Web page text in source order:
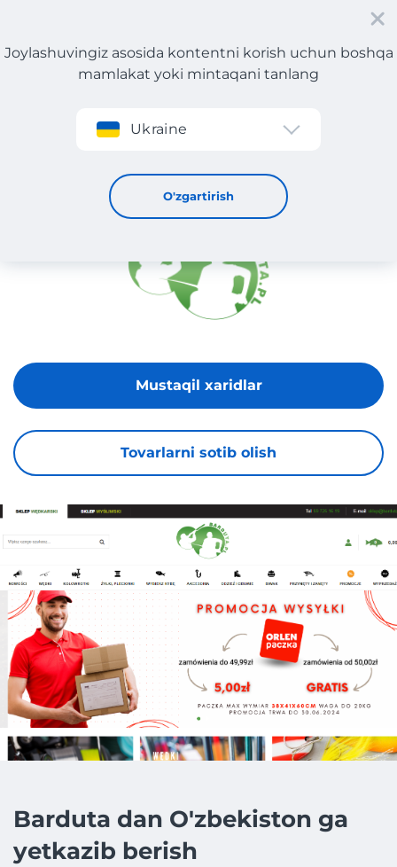
Roʻyxatdan oʻtish
Joylashuvingiz asosida kontentni korish uchun boshqa
mamlakat yoki mintaqani tanlang
Ukraine
O'zgartirish
Barduta
Tovarlarni sotib olish
Mustaqil xaridlar
Barduta dan O'zbekiston ga
yetkazib berish